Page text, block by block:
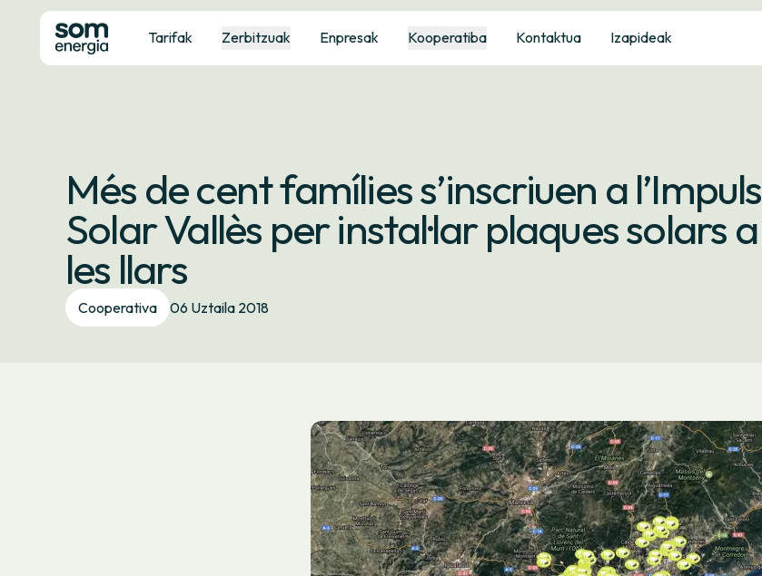
Tarifak Zerbitzuak Enpresak Kooperatiba Kontaktua Izapideak
Més de cent famílies s’inscriuen a l’Impuls
Solar Vallès per instal·lar plaques solars a
les llars
Cooperativa 06 Uztaila 2018